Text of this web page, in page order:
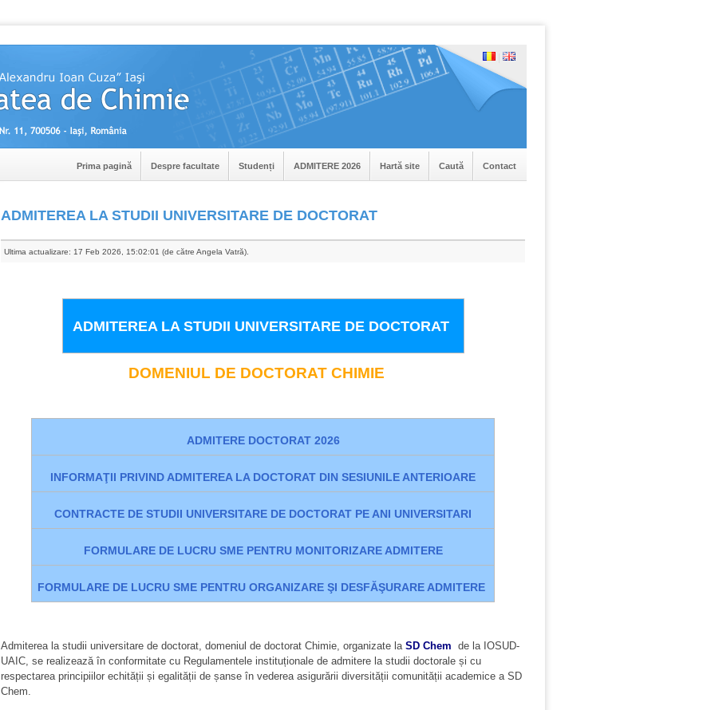
Prima pagină Despre facultate Studenți ADMITERE 2026 Hartă site Caută Contact
ADMITEREA LA STUDII UNIVERSITARE DE DOCTORAT
Ultima actualizare: 17 Feb 2026, 15:02:01 (de către Angela Vatră).
ADMITEREA LA STUDII UNIVERSITARE DE DOCTORAT
DOMENIUL DE DOCTORAT CHIMIE
ADMITERE DOCTORAT 2026
INFORMAŢII PRIVIND ADMITEREA LA DOCTORAT DIN SESIUNILE ANTERIOARE
CONTRACTE DE STUDII UNIVERSITARE DE DOCTORAT PE ANI UNIVERSITARI
FORMULARE DE LUCRU SME PENTRU MONITORIZARE ADMITERE
FORMULARE DE LUCRU SME PENTRU ORGANIZARE ŞI DESFĂŞURARE ADMITERE
Admiterea la studii universitare de doctorat, domeniul de doctorat Chimie, organizate la SD Chem de la IOSUD-
UAIC, se realizează în conformitate cu Regulamentele instituționale de admitere la studii doctorale și cu
respectarea principiilor echității și egalității de șanse în vederea asigurării diversității comunității academice a SD
Chem.